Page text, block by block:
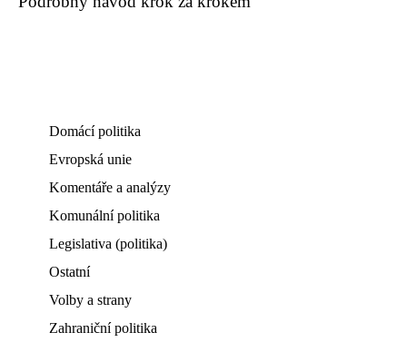
Domácí politika
Evropská unie
Komentáře a analýzy
Komunální politika
Legislativa (politika)
Ostatní
Volby a strany
Zahraniční politika